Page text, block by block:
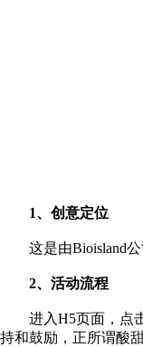
1、创意定位
这是由Bioisland
2、活动流程
进入H5页面，点
持和鼓励，正所谓酸